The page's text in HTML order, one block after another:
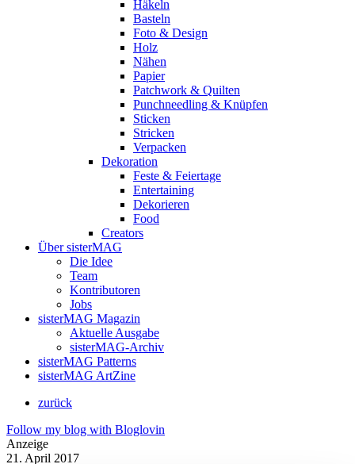
Häkeln
Basteln
Foto & Design
Holz
Nähen
Papier
Patchwork & Quilten
Punchneedling & Knüpfen
Sticken
Stricken
Verpacken
Dekoration
Feste & Feiertage
Entertaining
Dekorieren
Food
Creators
Über sisterMAG
Die Idee
Team
Kontributoren
Jobs
sisterMAG Magazin
Aktuelle Ausgabe
sisterMAG-Archiv
sisterMAG Patterns
sisterMAG ArtZine
zurück
Follow my blog with Bloglovin
Anzeige
21. April 2017